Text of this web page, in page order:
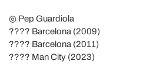
◎ Pep Guardiola
???? Barcelona (2009)
???? Barcelona (2011)
???? Man City (2023)